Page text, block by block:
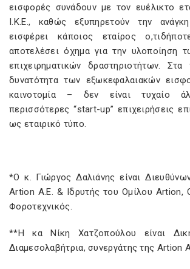
εισφορές συνάδουν με τον ευέλικτο
Ι.Κ.Ε., καθώς εξυπηρετούν την
εισφέρει κάποιος εταίρος
αποτελέσει όχημα για την υλοποίηση
επιχειρηματικών δραστηριοτήτων.
δυνατότητα των εξωκεφαλαιακών
καινοτομία – δεν είναι τυχαίο
περισσότερες “start-up” επιχειρήσεις
ως εταιρικό τύπο.
*O κ. Γιώργος Δαλιάνης είναι
Artion Α.Ε. & Ιδρυτής του Ομίλου Artion,
Φοροτεχνικός.
**H κα Νίκη Χατζοπούλου είναι
Διαμεσολαβήτρια, συνεργάτης της Artion